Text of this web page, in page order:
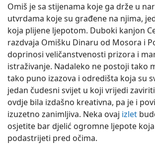
Omiš je sa stijenama koje ga drže u
utvrdama koje su građene na njima,
koja plijene ljepotom. Duboki kanjon
razdvaja Omišku Dinaru od Mosora i
doprinosi veličanstvenosti prizora i
istraživanje. Nadaleko ne postoji tako
tako puno izazova i odredišta koja su
jedan čudesni svijet u koji vrijedi
ovdje bila izdašno kreativna, pa je i
izuzetno zanimljiva. Neka ovaj izlet
osjetite bar djelić ogromne ljepote koja
podastrijeti pred očima.